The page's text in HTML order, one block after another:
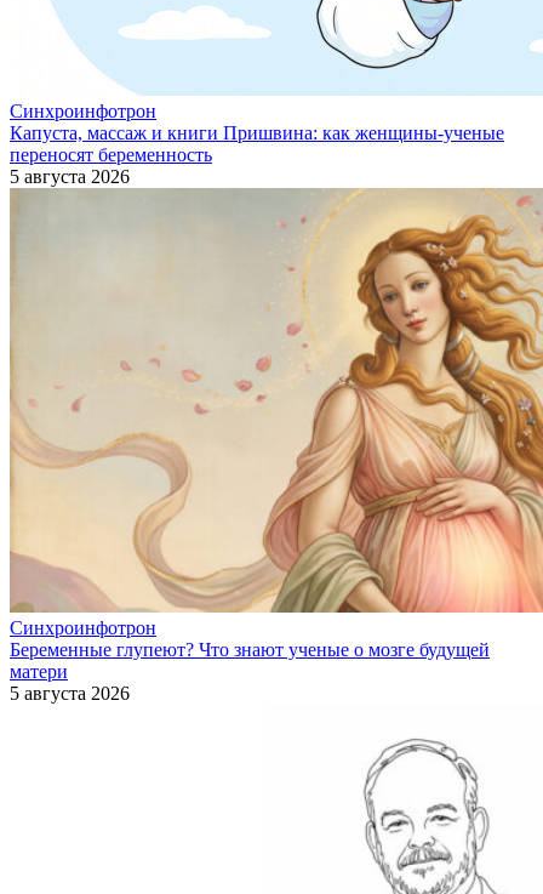
Синхроинфотрон
Капуста, массаж и книги Пришвина: как женщины-ученые
переносят беременность
5 августа 2026
Синхроинфотрон
Беременные глупеют? Что знают ученые о мозге будущей
матери
5 августа 2026